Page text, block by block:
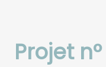
Projet n°